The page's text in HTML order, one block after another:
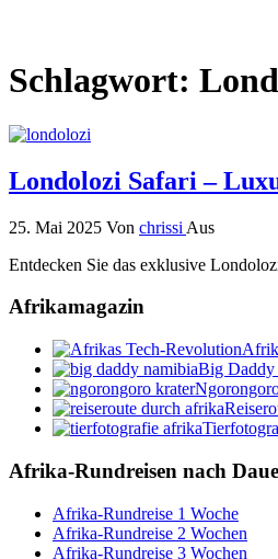
Schlagwort:
Londolozi Safari –
25. Mai 2025 Von chrissi Aus
Entdecken Sie das exklusive
Afrikamagazin
Big Daddy
Afrika-Rundreisen nach
Afrika-Rundreise 1 Woche
Afrika-Rundreise 2 Wochen
Afrika-Rundreise 3 Wochen